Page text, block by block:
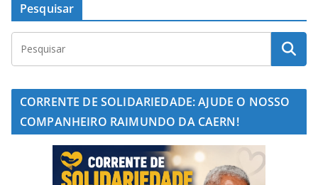
Pesquisar
CORRENTE DE SOLIDARIEDADE: AJUDE O NOSSO
COMPANHEIRO RAIMUNDO DA CAERN!